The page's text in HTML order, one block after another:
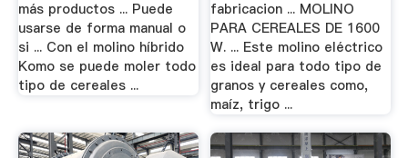
más productos ... Puede
usarse de forma manual o
si ... Con el molino híbrido
Komo se puede moler todo
tipo de cereales ...
fabricacion ... MOLINO
PARA CEREALES DE 1600
W. ... Este molino eléctrico
es ideal para todo tipo de
granos y cereales como,
maíz, trigo ...